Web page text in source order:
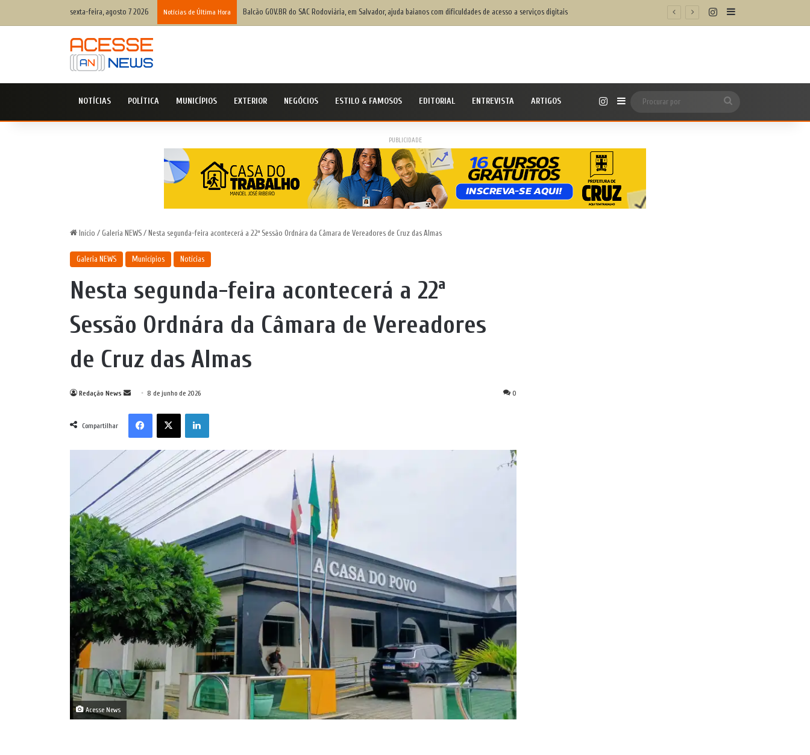
sexta-feira, agosto 7 2026 Notícias de Última Hora Balcão GOV.BR do SAC Rodoviária, em Salvador, ajuda baianos com dificuldades de acesso a serviços digitais InstagramBarra Lateral
NOTÍCIAS POLÍTICA MUNICÍPIOS EXTERIOR NEGÓCIOS ESTILO & FAMOSOS EDITORIAL ENTREVISTA ARTIGOS InstagramBarra Lateral
por
PUBLICIDADE
Início / Galeria NEWS / Nesta segunda-feira acontecerá a 22ª Sessão Ordnára da Câmara de Vereadores de Cruz das Almas
Galeria NEWS Municípios Notícias
Nesta segunda-feira acontecerá a 22ª
Sessão Ordnára da Câmara de Vereadores
de Cruz das Almas
Redação News
Mande
mail
8 de junho de 2026 0
Compartilhar
FacebookX Linkedin
Acesse News